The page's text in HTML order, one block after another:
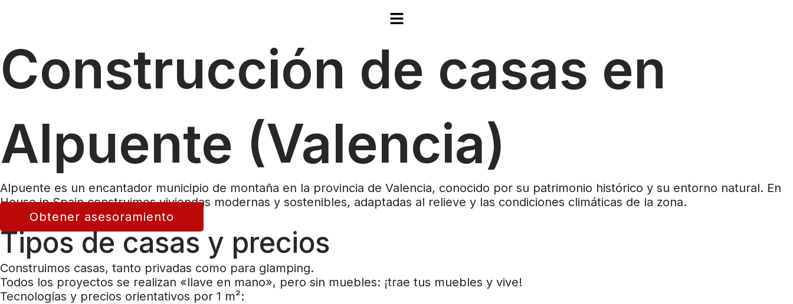
Construcción de casas en
Alpuente (Valencia)
Alpuente es un encantador municipio de montaña en la provincia de Valencia, conocido por su patrimonio histórico y su entorno natural. En
House in Spain construimos viviendas modernas y sostenibles, adaptadas al relieve y las condiciones climáticas de la zona.
Obtener asesoramiento
Tipos de casas y precios
Construimos casas, tanto privadas como para glamping.
Todos los proyectos se realizan «llave en mano», pero sin muebles: ¡trae tus muebles y vive!
Tecnologías y precios orientativos por 1 m²: